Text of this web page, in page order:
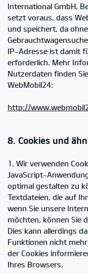
International GmbH,
setzt voraus, dass
und speichert, da
IP-Adresse ist damit
erforderlich. Mehr
Nutzerdaten finden
WebMobil24:
http://
8. Cookies und
1. Wir verwenden
JavaScript-
optimal gestalten zu
Textdateien, die auf
wenn Sie unsere
möchten, können Sie
Dies kann allerdings
Funktionen nicht
der Cookies
Ihres Browsers.